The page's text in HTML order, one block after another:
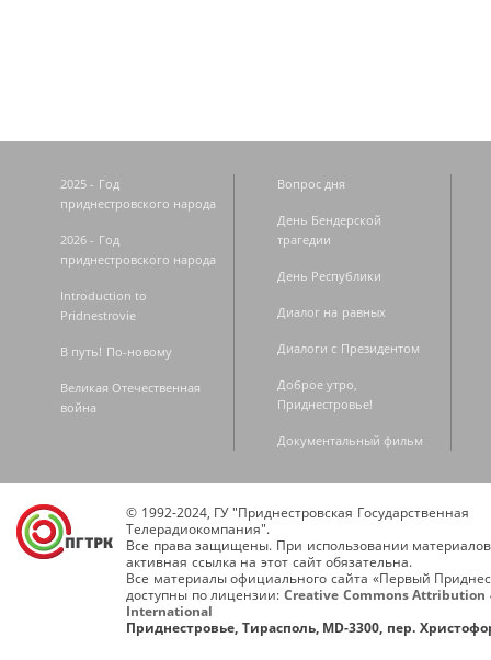
2025 - Год
приднестровского народа
2026 - Год
приднестровского народа
Introduction to
Pridnestrovie
В путь! По-новому
Великая Отечественная
война
Вопрос дня
День Бендерской
трагедии
День Республики
Диалог на равных
Диалоги с Президентом
Доброе утро,
Приднестровье!
Документальный фильм
© 1992-2024, ГУ "Приднестровская Государственная
Телерадиокомпания".
Все права защищены. При использовании
активная ссылка на этот сайт обязательна.
Все материалы официального сайта «Первый
доступны по лицензии: Creative Commons Attribution
International
Приднестровье, Тирасполь, MD-3300, пер.